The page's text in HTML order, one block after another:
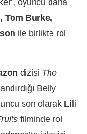
oyuncu daha
Tom Burke,
ile birlikte rol
dizisi The
Belly
son olarak Lili
filminde rol